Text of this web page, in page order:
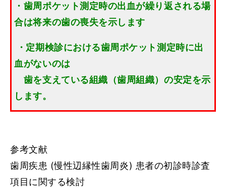
・歯周ポケット測定時の出血が繰り返される場
合は将来の歯の喪失を示します
・定期検診における歯周ポケット測定時に出
血がないのは
歯を支えている組織（歯周組織）の安定を示
します。
参考文献
歯周疾患 (慢性辺縁性歯周炎) 患者の初診時診査
項目に関する検討